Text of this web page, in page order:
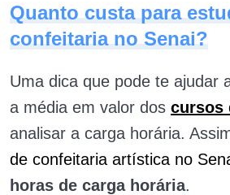
Quanto custa para
confeitaria no Senai?
Uma dica que pode te ajudar
a média em valor dos cursos
analisar a carga horária.
de confeitaria artística no
horas de carga horária.